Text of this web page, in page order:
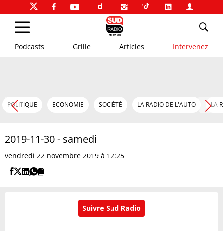
Podcasts Grille Articles Intervenez
POLITIQUE ECONOMIE SOCIÉTÉ LA RADIO DE L'AUTO LA
2019-11-30 - samedi
vendredi 22 novembre 2019 à 12:25
Suivre Sud Radio